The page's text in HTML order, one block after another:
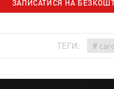
ЗАПИСАТИСЯ НА
ТЕГИ: #